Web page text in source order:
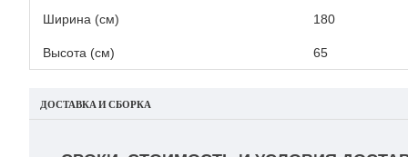
Ширина (см) 180
Высота (см) 65
ДОСТАВКА И СБОРКА